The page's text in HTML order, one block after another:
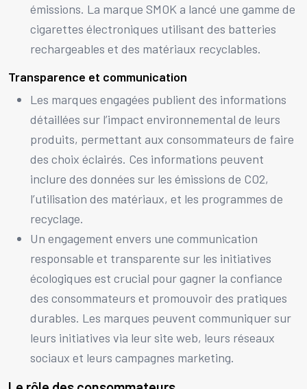
émissions. La marque SMOK a lancé une gamme de
cigarettes électroniques utilisant des batteries
rechargeables et des matériaux recyclables.
Transparence et communication
Les marques engagées publient des informations
détaillées sur l’impact environnemental de leurs
produits, permettant aux consommateurs de faire
des choix éclairés. Ces informations peuvent
inclure des données sur les émissions de CO2,
l’utilisation des matériaux, et les programmes de
recyclage.
Un engagement envers une communication
responsable et transparente sur les initiatives
écologiques est crucial pour gagner la confiance
des consommateurs et promouvoir des pratiques
durables. Les marques peuvent communiquer sur
leurs initiatives via leur site web, leurs réseaux
sociaux et leurs campagnes marketing.